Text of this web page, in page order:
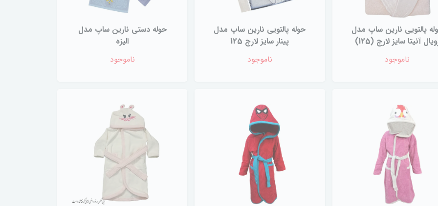
پالتویی نارین ساپ مدل
آنیتا سایز لارج (125)
ناموجود
حوله پالتویی نارین ساپ مدل
پینار سایز لارج 125
ناموجود
حوله دستی نارین ساپ مدل
الیزه
ناموجود